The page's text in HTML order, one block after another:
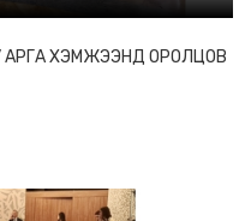
АРГА ХЭМЖЭЭНД ОРОЛЦОВ